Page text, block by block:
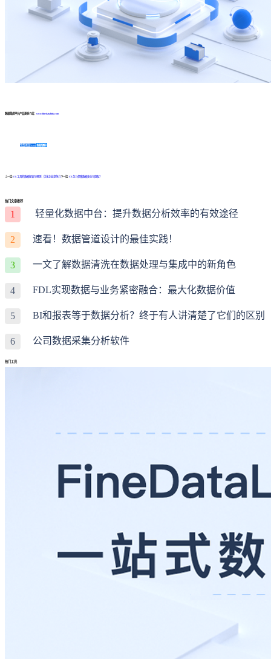
数据集成平台产品更多介绍： www.finedatalink.com
免费体验Demo 咨询方案
上一篇: ETL工具的数据探查与预测：优化企业竞争力下一篇: ETL怎么保障数据安全与隐私？
热门文章推荐
1 轻量化数据中台：提升数据分析效率的有效途径
2 速看！数据管道设计的最佳实践！
3 一文了解数据清洗在数据处理与集成中的新角色
4 FDL实现数据与业务紧密融合：最大化数据价值
5 BI和报表等于数据分析？终于有人讲清楚了它们的区别
6 公司数据采集分析软件
热门工具